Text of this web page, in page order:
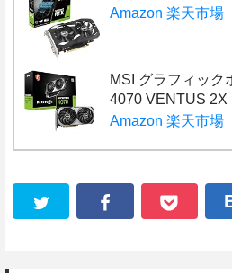
Amazon 楽天市場
MSI グラフィック
4070 VENTUS 2X
Amazon 楽天市場